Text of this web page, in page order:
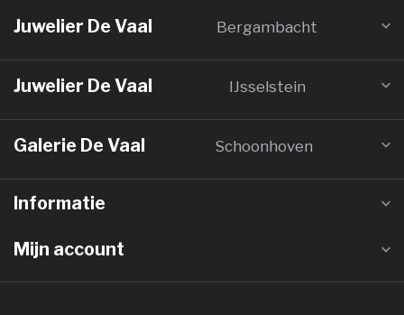
Juwelier De Vaal Bergambacht
Juwelier De Vaal IJsselstein
Galerie De Vaal Schoonhoven
Informatie
Mijn account